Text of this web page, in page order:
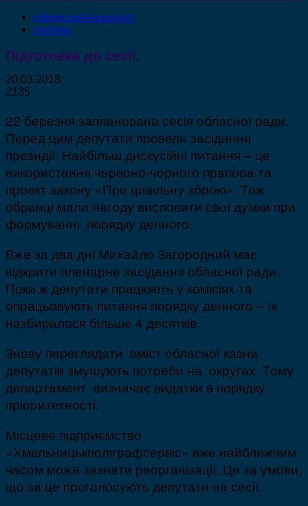
НОВИНИ ХМЕЛЬНИЦЬКОГО
ПОЛІТИКА
Підготовка до сесії.
20.03.2018
2135
22 березня запланована сесія обласної ради.
Перед цим депутати провели засідання
президії. Найбільш дискусійні питання – це
використання червоно-чорного прапора та
проект закону «Про цивільну зброю». Тож
обранці мали нагоду висловити свої думки при
формуванні порядку денного.
Вже за два дні Михайло Загородний має
відкрити пленарне засідання обласної ради.
Поки ж депутати працюють у комісіях та
опрацьовують питання порядку денного – їх
назбиралося більше 4 десятків.
Знову переглядати вміст обласної казни
депутатів змушують потреби на округах. Тому
департамент визначає видатки в порядку
пріоритетності.
Місцеве підприємство
«Хмельницькполіграфсервіс» вже найближчим
часом може зазнати реорганізації. Це за умови,
що за це проголосують депутати на сесії.